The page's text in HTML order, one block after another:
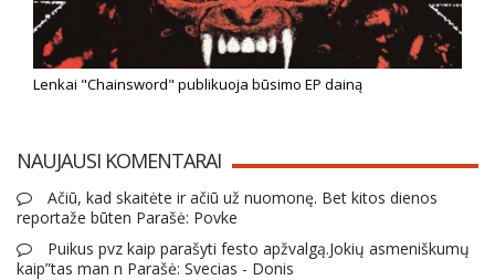
Lenkai "Chainsword" publikuoja būsimo EP dainą
NAUJAUSI KOMENTARAI
Ačiū, kad skaitėte ir ačiū už nuomonę. Bet kitos dienos
reportaže būten Parašė: Povke
Puikus pvz kaip parašyti festo apžvalgą.Jokių asmeniškumų
kaip”tas man n Parašė: Svecias - Donis